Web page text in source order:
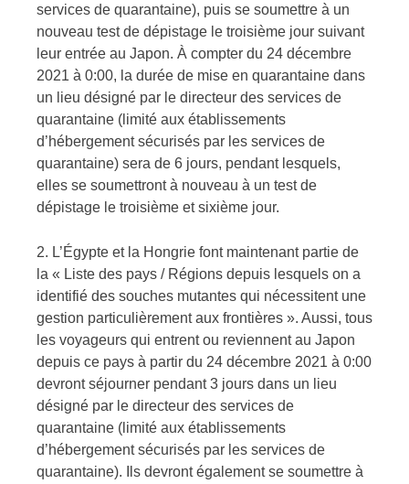
services de quarantaine), puis se soumettre à un
nouveau test de dépistage le troisième jour suivant
leur entrée au Japon. À compter du 24 décembre
2021 à 0:00, la durée de mise en quarantaine dans
un lieu désigné par le directeur des services de
quarantaine (limité aux établissements
d’hébergement sécurisés par les services de
quarantaine) sera de 6 jours, pendant lesquels,
elles se soumettront à nouveau à un test de
dépistage le troisième et sixième jour.
2. L’Égypte et la Hongrie font maintenant partie de
la « Liste des pays / Régions depuis lesquels on a
identifié des souches mutantes qui nécessitent une
gestion particulièrement aux frontières ». Aussi, tous
les voyageurs qui entrent ou reviennent au Japon
depuis ce pays à partir du 24 décembre 2021 à 0:00
devront séjourner pendant 3 jours dans un lieu
désigné par le directeur des services de
quarantaine (limité aux établissements
d’hébergement sécurisés par les services de
quarantaine). Ils devront également se soumettre à